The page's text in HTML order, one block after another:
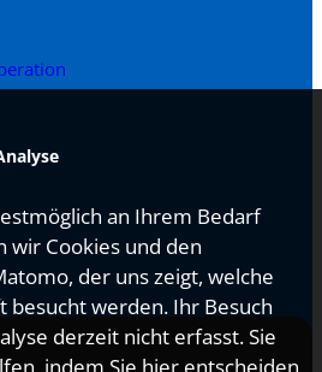
an Ihrem Bedarf
wir Cookies und den
der uns zeigt, welche
besucht werden. Ihr Besuch
derzeit nicht erfasst. Sie